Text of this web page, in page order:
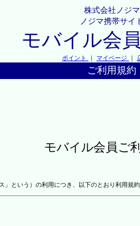
株式会社ノジマ
ノジマ携帯サイ
モバイル会
ポイント ｜ マイページ ｜
ご利用規約
モバイル会員ご
という）の利用につき、以下のとおり利用